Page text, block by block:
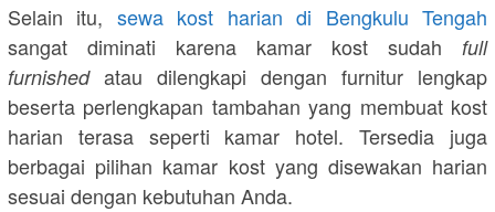
Selain itu, sewa kost harian di Bengkulu Tengah
sangat diminati karena kamar kost sudah full
furnished atau dilengkapi dengan furnitur lengkap
beserta perlengkapan tambahan yang membuat kost
harian terasa seperti kamar hotel. Tersedia juga
berbagai pilihan kamar kost yang disewakan harian
sesuai dengan kebutuhan Anda.